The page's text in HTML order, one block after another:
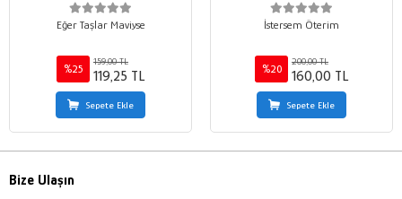
Eğer Taşlar Maviyse
%25
159,00 TL
119,25 TL
Sepete Ekle
İstersem Öterim
%20
200,00 TL
160,00 TL
Sepete Ekle
Bize Ulaşın